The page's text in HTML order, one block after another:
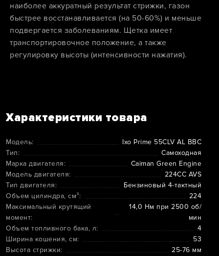
наиболее аккуратный результат стрижки, газон
быстрее восстанавливается (на 50-60%) и меньше
подвергается заболеваниям. Щетка имеет
транспортировочное положение, а также
регулировку высоты (интенсивности нажатия).
Характеристики товара
Модель:
Ixo Prime 55CLV AL BBC
Тип:
Самоходная
Марка двигателя:
Caiman Green Engine
Модель двигателя:
224CC AVS
Тип двигателя:
Бензиновый 4-тактный
Объем цилиндра, см³:
224
Максимальный крутящий
момент:
14,0 Нм при 2500 об/
мин
Объем топливного бака, л:
4
Ширина кошения, см:
53
Высота стрижки:
25-76 мм